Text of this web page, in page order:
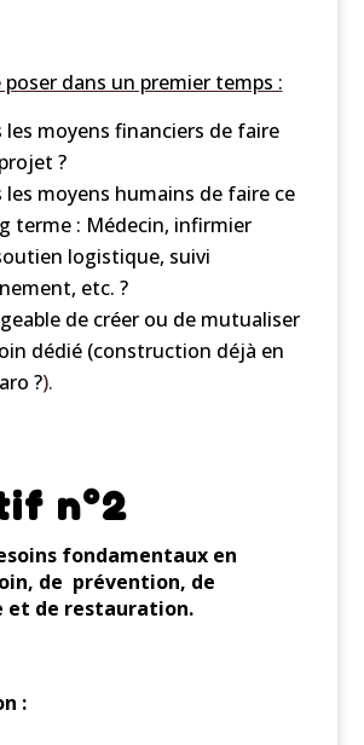
dans un premier temps :
les moyens financiers de faire
?
les moyens humains de faire ce
terme : Médecin, infirmier
logistique, suivi
etc. ?
de créer ou de mutualiser
dédié (construction déjà en
?).
n°2
fondamentaux en
de prévention, de
et de restauration.
: